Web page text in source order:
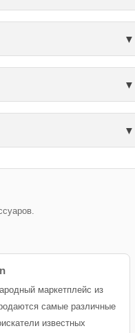
маркетплейс из
самые различные
известных